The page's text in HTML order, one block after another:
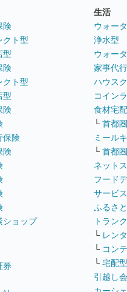
険
クト型
型
険
クト型
型
険
保険
険
ショップ
券
生活
ウォー
浄水型
ウォー
家事代
ハウス
コイン
食材宅配
└ 首都圏
ミール
└ 首都圏
ネット
フード
サービス
ふるさ
トラン
└ レン
└ コン
└ 宅配型
引越し